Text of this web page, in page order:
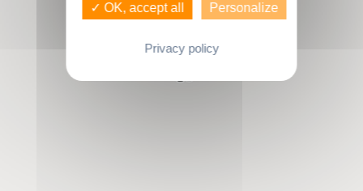
✓ OK, accept all Personalize
Privacy policy